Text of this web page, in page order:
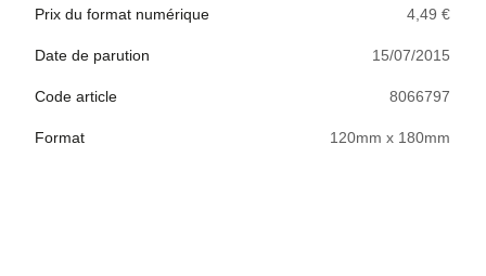
Prix du format numérique 4,49 €
Date de parution 15/07/2015
Code article 8066797
Format 120mm x 180mm